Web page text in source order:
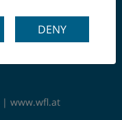
| www.wfl.at
DENY